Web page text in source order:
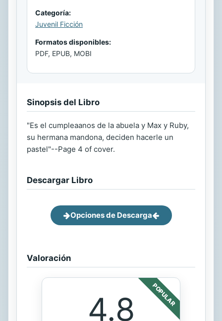
Categoría:
Juvenil Ficción
Formatos disponibles:
PDF, EPUB, MOBI
Sinopsis del Libro
"Es el cumpleaanos de la abuela y Max y Ruby,
su hermana mandona, deciden hacerle un
pastel"--Page 4 of cover.
Descargar Libro
Opciones de Descarga
Valoración
POPULAR
4.8